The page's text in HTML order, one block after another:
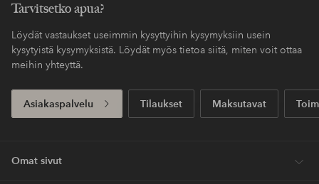
Tarvitsetko apua?
Löydät vastaukset useimmin kysyttyihin kysymyksiin usein
kysytyistä kysymyksistä. Löydät myös tietoa siitä, miten voit ottaa
meihin yhteyttä.
Asiakaspalvelu Tilaukset Maksutavat
Omat sivut